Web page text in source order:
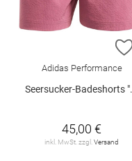
Adidas Performance
Seersucker-Badeshorts "Resort"
45,00 €
inkl. MwSt. zzgl. Versand